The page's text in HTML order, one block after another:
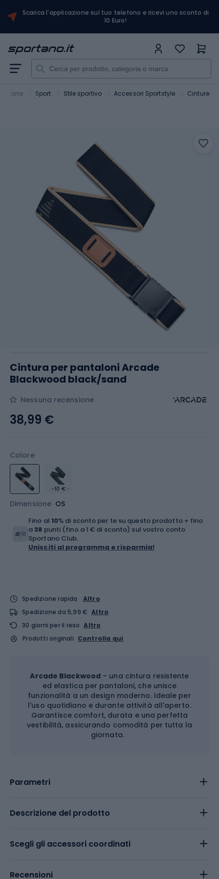
Scarica l'applicazione sul tuo telefono e ricevi uno sconto di
10 Euro!
Sport Stile sportivo Accessori Sportstyle Cinture
Cintura per pantaloni Arcade
Blackwood black/sand
Nessuna recensione
Colore
-10 €
Dimensione OS
38,99 €
Fino al 10% di sconto per te su questo prodotto + fino
a38 punti (fino a 1 € di sconto) sul vostro conto
Sportano Club.
Unisciti al programma e risparmia!
Spedizione rapida
Altro
Spedizione da 5,99 € Altro
30 giorni per il reso Altro
Prodotti originali Controlla qui
Arcade Blackwood – una cintura resistente
ed elastica per pantaloni, che unisce
funzionalità a un design moderno. Ideale per
l'uso quotidiano e durante attività all'aperto.
Garantisce comfort, durata e una perfetta
vestibilità, assicurando comodità per tutta la
giornata.
Parametri
Descrizione del prodotto
Scegli gli accessori coordinati
Recensioni